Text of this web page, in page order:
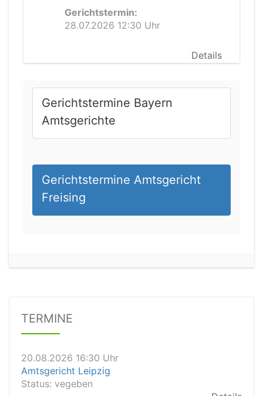
Gerichtstermin:
28.07.2026 12:30 Uhr
Details
Gerichtstermine Bayern
Amtsgerichte
Gerichtstermine Amtsgericht
Freising
TERMINE
20.08.2026 13:45 Uhr
Status:vegeben
20.08.2026 15:30 Uhr